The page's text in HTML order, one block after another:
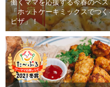
働くママを応援する今春のベ
「ホットケーキミックスでつ
ピザ」！